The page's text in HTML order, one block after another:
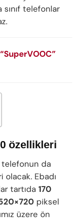
telefonlar
özellikleri
telefonun da
olacak. Ebadı
tartıda 170
piksel
üzere ön